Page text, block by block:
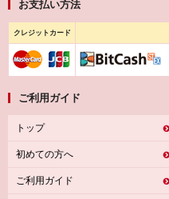
お支払い方法
クレジットカード
ご利用ガイド
トップ
初めての方へ
ご利用ガイド